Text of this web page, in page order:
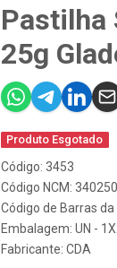
Pastilha
25g
Produto Esgotado
Código: 3453
Código NCM:
Código de Barras
Embalagem: UN -
Fabricante: CDA